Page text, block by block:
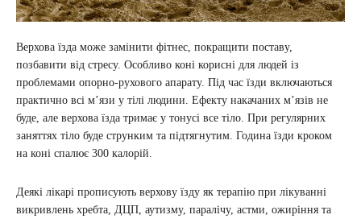
Верхова їзда може замінити фітнес, покращити поставу,
позбавити від стресу. Особливо коні корисні для людей із
проблемами опорно-рухового апарату. Під час їзди включаються
практично всі м’язи у тілі людини. Ефекту накачаних м’язів не
буде, але верхова їзда тримає у тонусі все тіло. При регулярних
заняттях тіло буде струнким та підтягнутим. Година їзди кроком
на коні спалює 300 калорій.
Деякі лікарі прописують верхову їзду як терапію при лікуванні
викривлень хребта, ДЦП, аутизму, паралічу, астми, ожиріння та